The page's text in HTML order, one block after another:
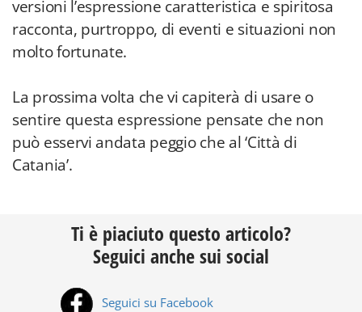
versioni l’espressione caratteristica e spiritosa
racconta, purtroppo, di eventi e situazioni non
molto fortunate.
La prossima volta che vi capiterà di usare o
sentire questa espressione pensate che non
può esservi andata peggio che al ‘Città di
Catania’.
Ti è piaciuto questo articolo?
Seguici anche sui social
Seguici su Facebook